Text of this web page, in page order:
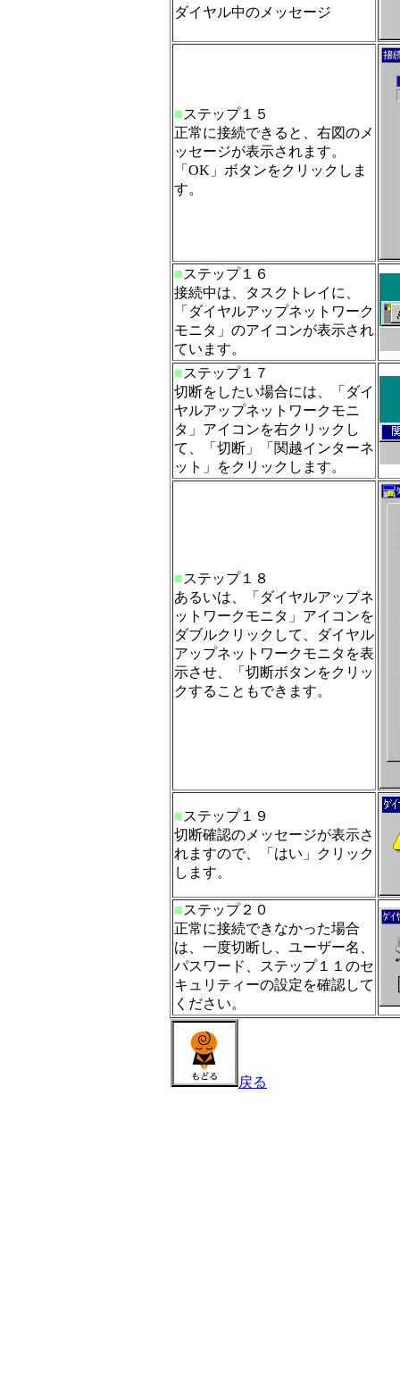
ダイヤル中のメッセージ
■ステップ１５
正常に接続できると、右図のメ
ッセージが表示されます。
「OK」ボタンをクリックしま
す。
■ステップ１６
接続中は、タスクトレイに、
「ダイヤルアップネットワーク
モニタ」のアイコンが表示され
ています。
■ステップ１７
切断をしたい場合には、「ダイ
ヤルアップネットワークモニ
タ」アイコンを右クリックし
て、「切断」「関越インターネ
ット」をクリックします。
■ステップ１８
あるいは、「ダイヤルアップネ
ットワークモニタ」アイコンを
ダブルクリックして、ダイヤル
アップネットワークモニタを表
示させ、「切断ボタンをクリッ
クすることもできます。
■ステップ１９
切断確認のメッセージが表示さ
れますので、「はい」クリック
します。
■ステップ２０
正常に接続できなかった場合
は、一度切断し、ユーザー名、
パスワード、ステップ１１のセ
キュリティーの設定を確認して
ください。
戻る